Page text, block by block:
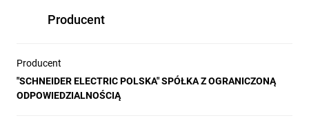
Producent
Producent
"SCHNEIDER ELECTRIC POLSKA" SPÓŁKA Z OGRANICZONĄ
ODPOWIEDZIALNOŚCIĄ